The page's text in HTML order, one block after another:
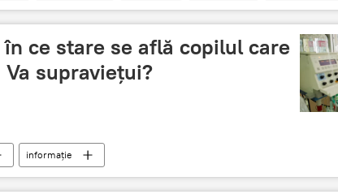
ce stare se află copilul care
supravieţui?
informație